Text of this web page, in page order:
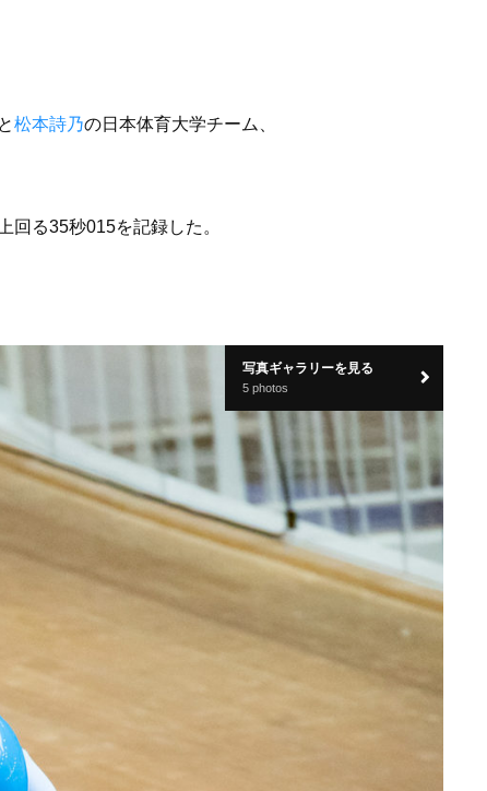
と松本詩乃の日本体育大学チーム、
回る35秒015を記録した。
写真ギャラリーを見る
5 photos